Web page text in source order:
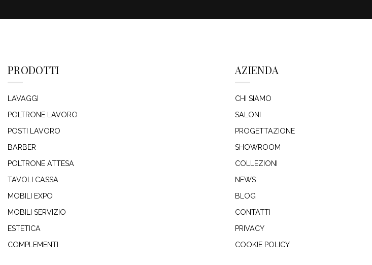
PRODOTTI
LAVAGGI
POLTRONE LAVORO
POSTI LAVORO
BARBER
POLTRONE ATTESA
TAVOLI CASSA
MOBILI EXPO
MOBILI SERVIZIO
ESTETICA
COMPLEMENTI
AZIENDA
CHI SIAMO
SALONI
PROGETTAZIONE
SHOWROOM
COLLEZIONI
NEWS
BLOG
CONTATTI
PRIVACY
COOKIE POLICY